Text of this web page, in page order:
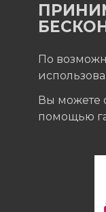
По
Вы можете
помощью